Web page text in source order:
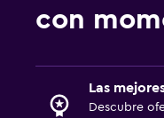
con
Las
Descubre